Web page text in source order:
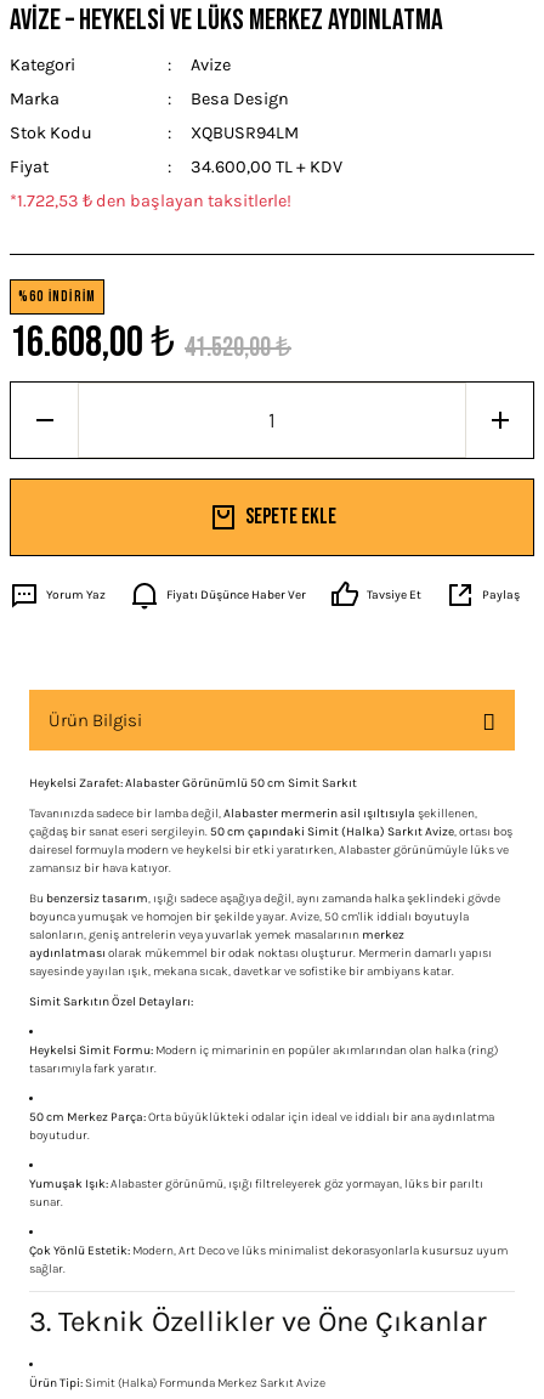
Avize – Heykelsi ve Lüks Merkez Aydınlatma
Kategori
Avize
Marka
Besa Design
Stok Kodu
XQBUSR94LM
Fiyat
34.600,00 TL + KDV
*1.722,53 ₺ den başlayan taksitlerle!
%60 İNDİRİM
16.608,00 ₺ 41.520,00 ₺
Sepete Ekle
Yorum Yaz Fiyatı Düşünce Haber Ver Tavsiye Et Paylaş
Ürün Bilgisi
Heykelsi Zarafet: Alabaster Görünümlü 50 cm Simit Sarkıt
Tavanınızda sadece bir lamba değil,Alabaster mermerin asil ışıltısıyla şekillenen,
çağdaş bir sanat eseri sergileyin.50 cm çapındaki Simit (Halka) Sarkıt Avize, ortası boş
dairesel formuyla modern ve heykelsi bir etki yaratırken, Alabaster görünümüyle lüks ve
zamansız bir hava katıyor.
Bu benzersiz tasarım, ışığı sadece aşağıya değil, aynı zamanda halka şeklindeki gövde
boyunca yumuşak ve homojen bir şekilde yayar. Avize, 50 cm'lik iddialı boyutuyla
salonların, geniş antrelerin veya yuvarlak yemek masalarının merkez
aydınlatması olarak mükemmel bir odak noktası oluşturur. Mermerin damarlı yapısı
sayesinde yayılan ışık, mekana sıcak, davetkar ve sofistike bir ambiyans katar.
Simit Sarkıtın Özel Detayları:
Heykelsi Simit Formu: Modern iç mimarinin en popüler akımlarından olan halka (ring)
tasarımıyla fark yaratır.
50 cm Merkez Parça:Orta büyüklükteki odalar için ideal ve iddialı bir ana aydınlatma
boyutudur.
Yumuşak Işık:Alabaster görünümü, ışığı filtreleyerek göz yormayan, lüks bir parıltı
sunar.
Çok Yönlü Estetik: Modern, Art Deco ve lüks minimalist dekorasyonlarla kusursuz uyum
sağlar.
3. Teknik Özellikler ve Öne Çıkanlar
Ürün Tipi:Simit (Halka) Formunda Merkez Sarkıt Avize